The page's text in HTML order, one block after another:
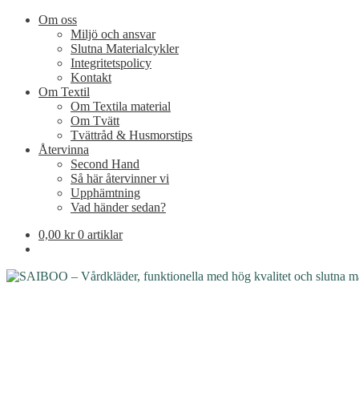
Om oss
Miljö och ansvar
Slutna Materialcykler
Integritetspolicy
Kontakt
Om Textil
Om Textila material
Om Tvätt
Tvättråd & Husmorstips
Återvinna
Second Hand
Så här återvinner vi
Upphämtning
Vad händer sedan?
0,00 kr 0 artiklar